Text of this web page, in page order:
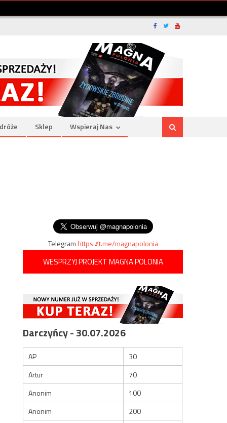
Sklep Wspieraj Nas
Telegramhttps://t.me/magnapolonia
WESPRZYJ PROJEKT MAGNA POLONIA
Darczyńcy - 30.07.2026
AP
30
Artur
70
Anonim
100
Anonim
200